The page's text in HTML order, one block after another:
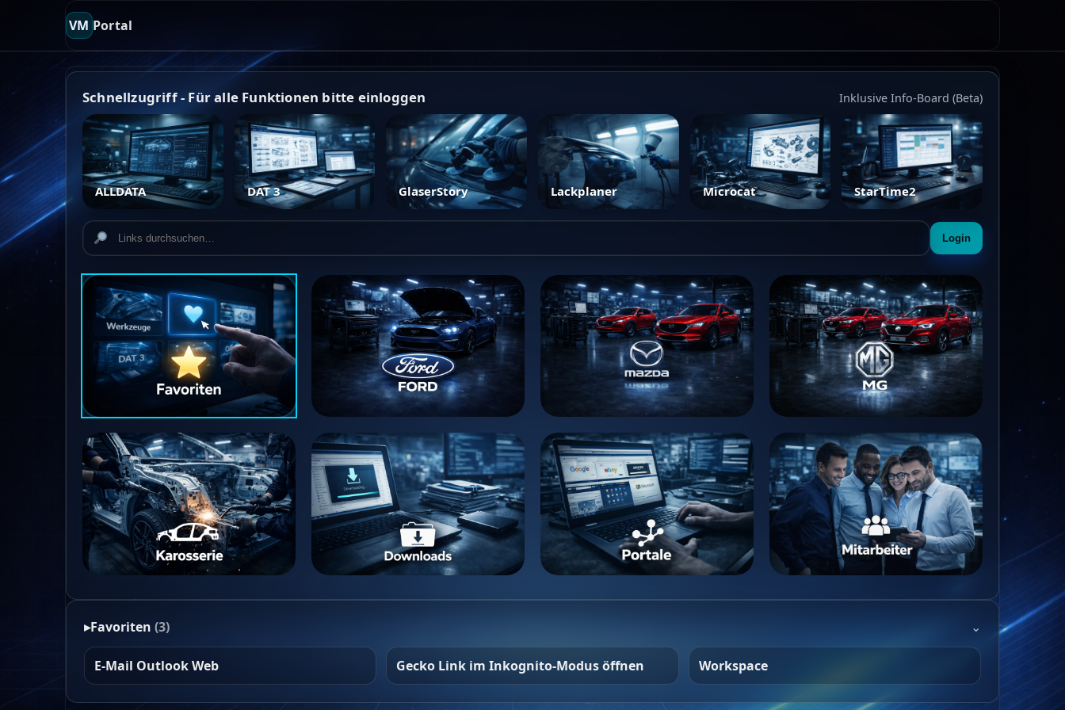
VM Portal
Schnellzugriff - Für alle Funktionen bitte einloggen Inklusive Info-Board (Beta)
ALLDATA DAT 3 GlaserStory Lackplaner Microcat StarTime2
Login
▸Favoriten (3) ⌄
E-Mail Outlook Web Gecko Link im Inkognito-Modus öffnen Workspace